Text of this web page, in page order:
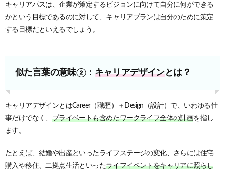
キャリアパスは、企業が策定するビジョンに向けて自分に何ができる
かという目標であるのに対して、キャリアプランは自分のために策定
する目標だといえるでしょう。
似た言葉の意味②： キャリアデザインとは？
キャリアデザインとはCareer（職歴）＋Design（設計）で、いわゆる仕
事だけでなく、 プライベートも含めたワークライフ全体の計画を指し
ます。
たとえば、結婚や出産といったライフステージの変化、さらには住宅
購入や移住、二拠点生活といったライフイベントをキャリアに照らし